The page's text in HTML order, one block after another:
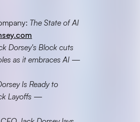
The State of AI
Dorsey's Block cuts
as it embraces AI —
Is Ready to
Layoffs —